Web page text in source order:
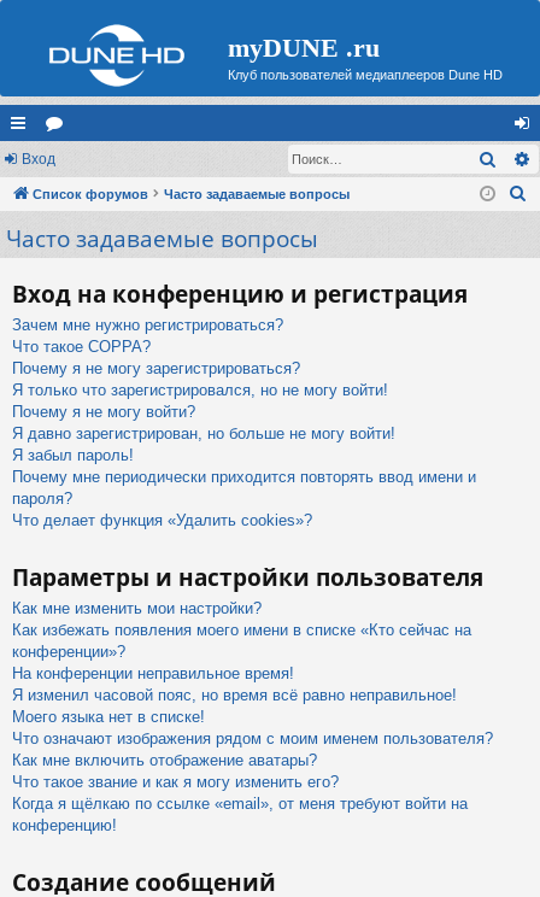
myDUNE .ru
Клуб пользователей медиаплееров Dune HD
с
ы
лк
ор
ум
хо
д
Вход
Список форумов Часто задаваемые вопросы
Часто задаваемые вопросы
Вход на конференцию и регистрация
Зачем мне нужно регистрироваться?
Что такое COPPA?
Почему я не могу зарегистрироваться?
Я только что зарегистрировался, но не могу войти!
Почему я не могу войти?
Я давно зарегистрирован, но больше не могу войти!
Я забыл пароль!
Почему мне периодически приходится повторять ввод имени и
пароля?
Что делает функция «Удалить cookies»?
Параметры и настройки пользователя
Как мне изменить мои настройки?
Как избежать появления моего имени в списке «Кто сейчас на
конференции»?
На конференции неправильное время!
Я изменил часовой пояс, но время всё равно неправильное!
Моего языка нет в списке!
Что означают изображения рядом с моим именем пользователя?
Как мне включить отображение аватары?
Что такое звание и как я могу изменить его?
Когда я щёлкаю по ссылке «email», от меня требуют войти на
конференцию!
Создание сообщений